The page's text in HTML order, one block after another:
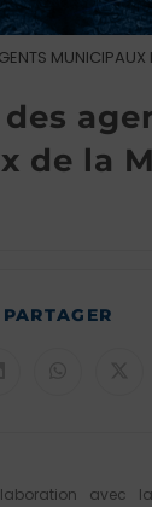
MUNICIPAUX
de la
PARTAGER
avec